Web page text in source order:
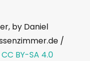
by Daniel
/
CC BY-SA 4.0